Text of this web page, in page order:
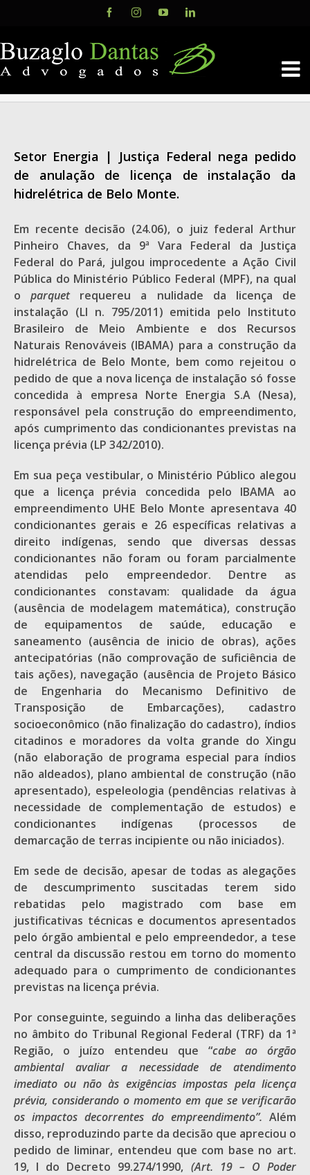
content
FacebookInstagramYouTubeLinkedIn
Setor Energia | Justiça Federal nega pedido
de anulação de licença de instalação da
hidrelétrica de Belo Monte.
Em recente decisão (24.06), o juiz federal Arthur
Pinheiro Chaves, da 9ª Vara Federal da Justiça
Federal do Pará, julgou improcedente a Ação Civil
Pública do Ministério Público Federal (MPF), na qual
oparquet requereu a nulidade da licença de
instalação (LI n. 795/2011) emitida pelo Instituto
Brasileiro de Meio Ambiente e dos Recursos
Naturais Renováveis (IBAMA) para a construção da
hidrelétrica de Belo Monte, bem como rejeitou o
pedido de que a nova licença de instalação só fosse
concedida à empresa Norte Energia S.A (Nesa),
responsável pela construção do empreendimento,
após cumprimento das condicionantes previstas na
licença prévia (LP 342/2010).
Em sua peça vestibular, o Ministério Público alegou
que a licença prévia concedida pelo IBAMA ao
empreendimento UHE Belo Monte apresentava 40
condicionantes gerais e 26 específicas relativas a
direito indígenas, sendo que diversas dessas
condicionantes não foram ou foram parcialmente
atendidas pelo empreendedor. Dentre as
condicionantes constavam: qualidade da água
(ausência de modelagem matemática), construção
de equipamentos de saúde, educação e
saneamento (ausência de inicio de obras), ações
antecipatórias (não comprovação de suficiência de
tais ações), navegação (ausência de Projeto Básico
de Engenharia do Mecanismo Definitivo de
Transposição de Embarcações), cadastro
socioeconômico (não finalização do cadastro), índios
citadinos e moradores da volta grande do Xingu
(não elaboração de programa especial para índios
não aldeados), plano ambiental de construção (não
apresentado), espeleologia (pendências relativas à
necessidade de complementação de estudos) e
condicionantes indígenas (processos de
demarcação de terras incipiente ou não iniciados).
Em sede de decisão, apesar de todas as alegações
de descumprimento suscitadas terem sido
rebatidas pelo magistrado com base em
justificativas técnicas e documentos apresentados
pelo órgão ambiental e pelo empreendedor, a tese
central da discussão restou em torno do momento
adequado para o cumprimento de condicionantes
previstas na licença prévia.
Por conseguinte, seguindo a linha das deliberações
no âmbito do Tribunal Regional Federal (TRF) da 1ª
Região, o juízo entendeu que “cabe ao órgão
ambiental avaliar a necessidade de atendimento
imediato ou não às exigências impostas pela licença
prévia, considerando o momento em que se verificarão
os impactos decorrentes do empreendimento”. Além
disso, reproduzindo parte da decisão que apreciou o
pedido de liminar, entendeu que com base no art.
19, I do Decreto 99.274/1990, (Art. 19 – O Poder